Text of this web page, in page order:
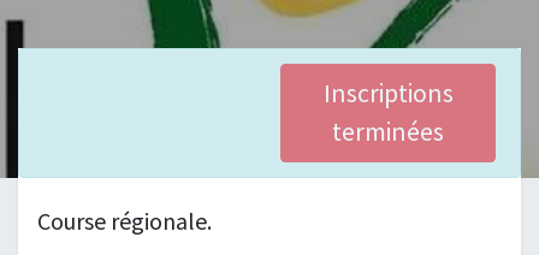
Inscriptions
terminées
Course régionale.